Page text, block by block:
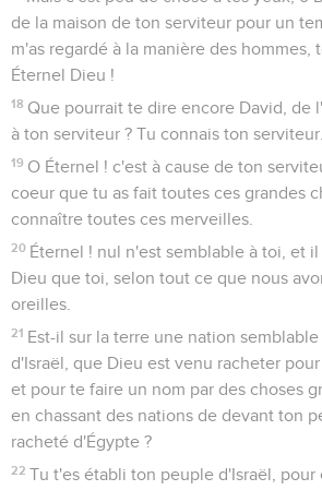
de la maison de ton serviteur pour un
m'as regardé à la manière des hommes,
Éternel Dieu !
18 Que pourrait te dire encore David, de
à ton serviteur ? Tu connais ton serviteur.
19 O Éternel ! c'est à cause de ton
coeur que tu as fait toutes ces grandes
connaître toutes ces merveilles.
20 Éternel ! nul n'est semblable à toi, et
Dieu que toi, selon tout ce que nous
oreilles.
21 Est-il sur la terre une nation
d'Israël, que Dieu est venu racheter
et pour te faire un nom par des choses
en chassant des nations de devant ton
racheté d'Égypte ?
22 Tu t'es établi ton peuple d'Israël,